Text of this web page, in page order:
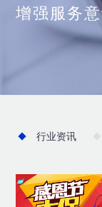
增强服务
行业资讯